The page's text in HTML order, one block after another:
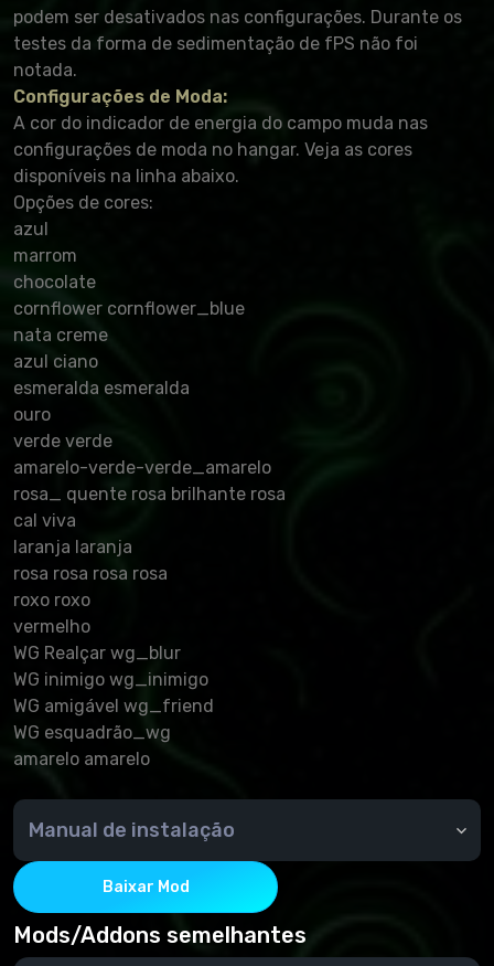
podem ser desativados nas configurações. Durante os
testes da forma de sedimentação de fPS não foi
notada.
Configurações de Moda:
A cor do indicador de energia do campo muda nas
configurações de moda no hangar. Veja as cores
disponíveis na linha abaixo.
Opções de cores:
azul
marrom
chocolate
cornflower cornflower_blue
nata creme
azul ciano
esmeralda esmeralda
ouro
verde verde
amarelo-verde-verde_amarelo
rosa_ quente rosa brilhante rosa
cal viva
laranja laranja
rosa rosa rosa rosa
roxo roxo
vermelho
WG Realçar wg_blur
WG inimigo wg_inimigo
WG amigável wg_friend
WG esquadrão_wg
amarelo amarelo
Manual de instalação
Copie a pasta mods do arquivo para a pasta de jogos.
(Mundo dos Tanques)
Baixar Mod
Mods/Addons semelhantes